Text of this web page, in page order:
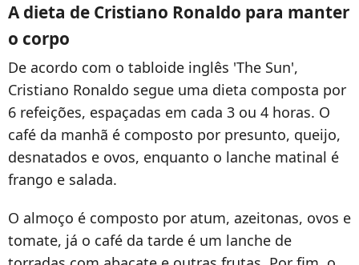
A dieta de Cristiano Ronaldo para manter
o corpo
De acordo com o tabloide inglês 'The Sun',
Cristiano Ronaldo segue uma dieta composta por
6 refeições, espaçadas em cada 3 ou 4 horas. O
café da manhã é composto por presunto, queijo,
desnatados e ovos, enquanto o lanche matinal é
frango e salada.
O almoço é composto por atum, azeitonas, ovos e
tomate, já o café da tarde é um lanche de